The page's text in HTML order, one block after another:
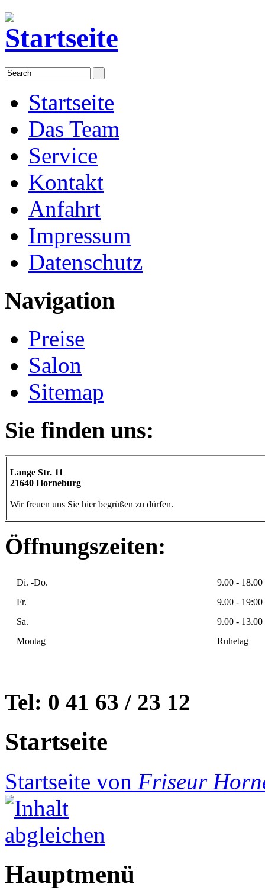
Startseite
Das Team
Service
Kontakt
Anfahrt
Impressum
Datenschutz
Navigation
Preise
Salon
Sitemap
Sie finden uns:
Lange Str. 11
21640 Horneburg
Wir freuen uns Sie hier begrüßen zu dürfen.
Öffnungszeiten:
Di. -Do.
9.00 -
Fr.
9.00 -
Sa.
9.00 -
Montag
Ruhetag
Tel: 0 41 63 / 23 12
Startseite
Startseite von Friseur
Hauptmenü